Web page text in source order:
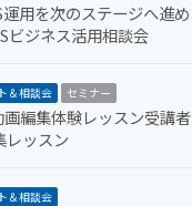
運用を次のステージへ進め
ビジネス活用相談会
＆相談会 セミナー
画編集体験レッスン受講者
レッスン
＆相談会